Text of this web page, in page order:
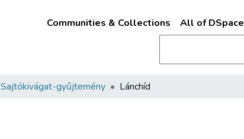
Communities & Collections All of DSpace
Sajtókivágat-gyűjtemény Lánchíd